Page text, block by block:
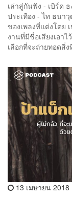
เล่าสู่กันฟัง - เบิร์ด
ประเทือง - ไท ธนา
ของเพลงที่แต่งโดย
งานที่มีชื่อเสียงเอา
เลือกที่จะถ่ายทอดสิ่
13 เมษายน 2018